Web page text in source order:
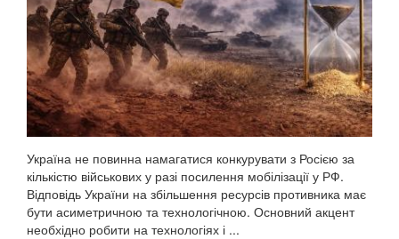
Україна не повинна намагатися конкурувати з Росією за
кількістю військових у разі посилення мобілізації у РФ.
Відповідь України на збільшення ресурсів противника має
бути асиметричною та технологічною. Основний акцент
необхідно робити на технологіях і ...